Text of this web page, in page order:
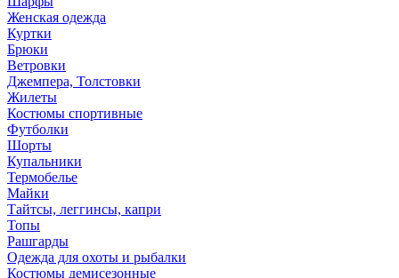
Женская одежда
Куртки
Брюки
Ветровки
Джемпера, Толстовки
Жилеты
Костюмы спортивные
Футболки
Шорты
Купальники
Термобелье
Майки
Тайтсы, леггинсы, капри
Топы
Рашгарды
Одежда для охоты и рыбалки
Костюмы демисезонные